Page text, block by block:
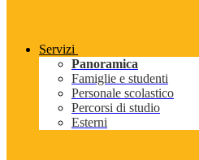
Servizi
Panoramica
Famiglie e studenti
Personale scolastico
Percorsi di studio
Esterni